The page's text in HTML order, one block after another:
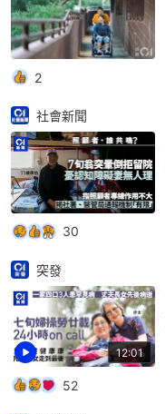
2
社會新聞
30
12:01
突發
52